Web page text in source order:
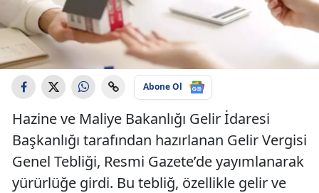
Abone Ol
Hazine ve Maliye Bakanlığı Gelir İdaresi
Başkanlığı tarafından hazırlanan Gelir Vergisi
Genel Tebliği, Resmi Gazete’de yayımlanarak
yürürlüğe girdi. Bu tebliğ, özellikle gelir ve